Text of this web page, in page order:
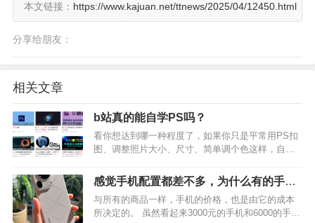
本文链接： https://www.kajuan.net/ttnews/2025/04/12450.html
分享给朋友：
相关文章
b站真的能自学PS吗？
看你想达到哪一种程度了，如果你只是平常用PS扣
图、调整照片大小、尺寸、简单调个色这样，自学
些技巧。 但是如果说你想成为专业的设计师或者是
商业修图师，无师自通真的非常难，首先你会走很
多弯路，不知道…
感觉手机配置都差不多，为什么有的手机
能卖2k-3k，而有的手机却能卖到6k-8k？
与所有的商品一样，手机的价格，也是由它的成本
所决定的。 虽然看起来3000元的手机和6000的手机